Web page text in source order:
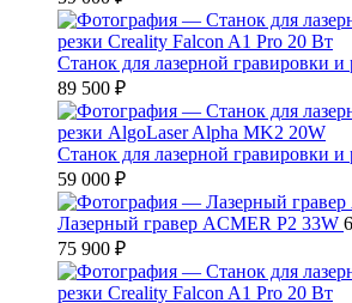
Станок для лазерной гравировки и
89 500 ₽
Станок для лазерной гравировки и
59 000 ₽
Лазерный гравер ACMER P2 33W 6
75 900 ₽